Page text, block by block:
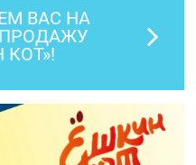
ВАС НА
КОТ»!